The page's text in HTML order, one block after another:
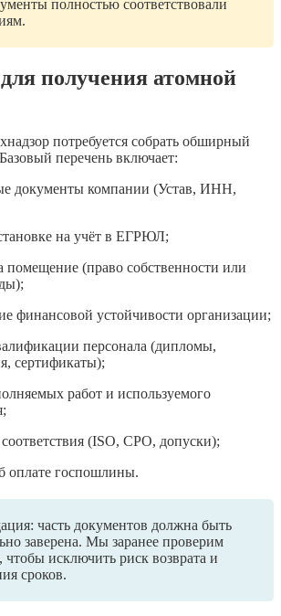
полностью соответствовали
получения атомной
потребуется собрать обширный
перечень включает:
документы компании (Устав, ИНН,
на учёт в ЕГРЮЛ;
помещение (право собственности или
финансовой устойчивости организации;
персонала (дипломы,
сертификаты);
работ и используемого
(ISO, СРО, допуски);
оплате госпошлины.
часть документов должна быть
заверена. Мы заранее проверим
чтобы исключить риск возврата и
сроков.